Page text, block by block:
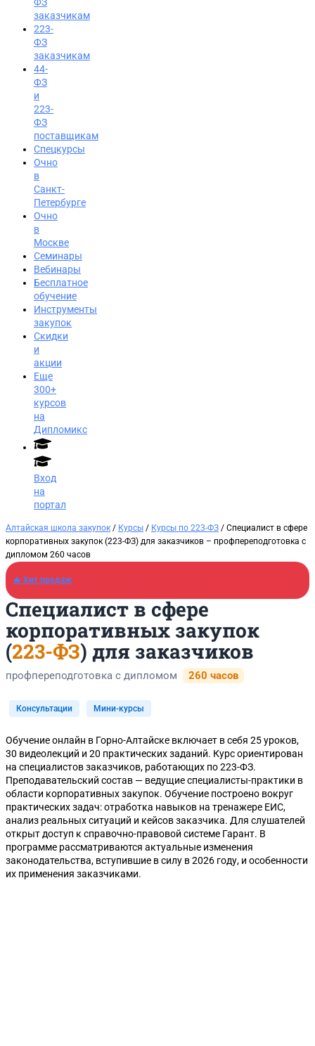
Вход на портал
8 (800) 200-24-26
Заказать звонок
заказчикам
223-
ФЗ
заказчикам
44-
ФЗ
и
223-
ФЗ
поставщикам
Спецкурсы
Очно
в
Санкт-
Петербурге
Очно
в
Москве
Семинары
Вебинары
Бесплатное
обучение
Инструменты
закупок
Скидки
и
акции
Еще
300+
курсов
на
Дипломикс
Вход
на
портал
Алтайская школа закупок / Курсы / Курсы по 223-ФЗ / Специалист в сфере
корпоративных закупок (223-ФЗ) для заказчиков​ – профпереподготовка с
дипломом 260 часов
🔥 Хит продаж
Специалист в сфере
корпоративных закупок
(223-ФЗ) для заказчиков
профпереподготовка с дипломом 260 часов
Консультации Мини-курсы
Обучение онлайн в Горно-Алтайске включает в себя 25 уроков,
30 видеолекций и 20 практических заданий. Курс ориентирован
на специалистов заказчиков, работающих по 223-ФЗ.
Преподавательский состав — ведущие специалисты-практики в
области корпоративных закупок. Обучение построено вокруг
практических задач: отработка навыков на тренажере ЕИС,
анализ реальных ситуаций и кейсов заказчика. Для слушателей
открыт доступ к справочно-правовой системе Гарант. В
программе рассматриваются актуальные изменения
законодательства, вступившие в силу в 2026 году, и особенности
их применения заказчиками.